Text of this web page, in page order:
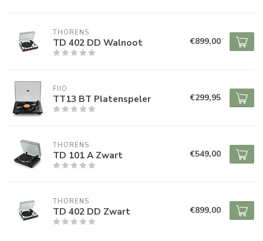
THORENS
TD 402 DD Walnoot €899,00
FIIO
TT13 BT Platenspeler €299,95
THORENS
TD 101 A Zwart €549,00
THORENS
TD 402 DD Zwart €899,00